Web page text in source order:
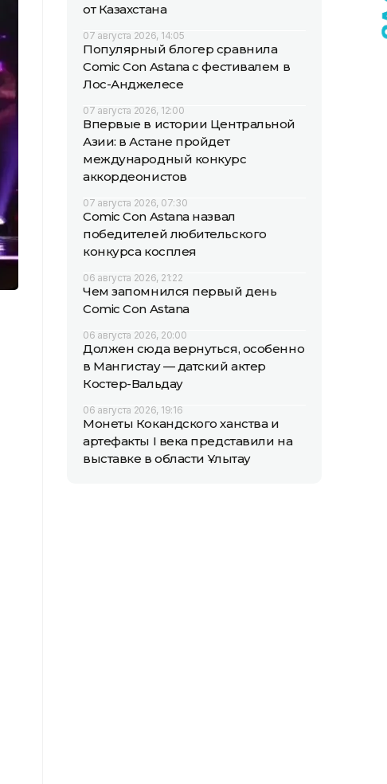
от Казахстана
07 августа 2026, 14:05
Популярный блогер сравнила
Comic Con Astana с фестивалем в
Лос-Анджелесе
07 августа 2026, 12:00
Впервые в истории Центральной
Азии: в Астане пройдет
международный конкурс
аккордеонистов
07 августа 2026, 07:30
Comic Con Astana назвал
победителей любительского
конкурса косплея
06 августа 2026, 21:22
Чем запомнился первый день
Comic Con Astana
06 августа 2026, 20:00
Должен сюда вернуться, особенно
в Мангистау — датский актер
Костер-Вальдау
06 августа 2026, 19:16
Монеты Кокандского ханства и
артефакты I века представили на
выставке в области Ұлытау